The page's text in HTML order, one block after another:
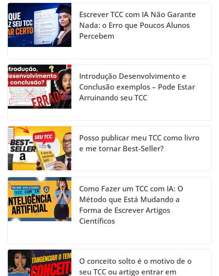
b
o
o
k
a
m
dI
n
u
b
e
h
a
n
el
Escrever TCC com IA Não Garante
Nada: o Erro que Poucos Alunos
Percebem
Introdução Desenvolvimento e
Conclusão exemplos – Pode Estar
Arruinando seu TCC
Posso publicar meu TCC como livro
e me tornar Best-Seller?
Como Fazer um TCC com IA: O
Método que Está Mudando a
Forma de Escrever Artigos
Científicos
O conceito solto é o motivo de o
seu TCC ou artigo entrar em